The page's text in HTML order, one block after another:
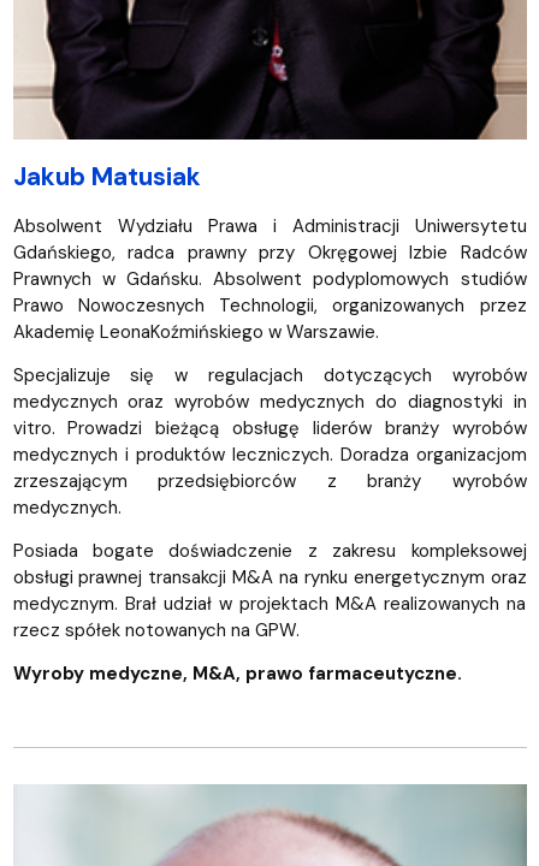
Jakub Matusiak
Absolwent Wydziału Prawa i Administracji Uniwersytetu
Gdańskiego, radca prawny przy Okręgowej Izbie Radców
Prawnych w Gdańsku. Absolwent podyplomowych studiów
Prawo Nowoczesnych Technologii, organizowanych przez
Akademię LeonaKoźmińskiego w Warszawie.
Specjalizuje się w regulacjach dotyczących wyrobów
medycznych oraz wyrobów medycznych do diagnostyki in
vitro. Prowadzi bieżącą obsługę liderów branży wyrobów
medycznych i produktów leczniczych. Doradza organizacjom
zrzeszającym przedsiębiorców z branży wyrobów
medycznych.
Posiada bogate doświadczenie z zakresu kompleksowej
obsługi prawnej transakcji M&A na rynku energetycznym oraz
medycznym. Brał udział w projektach M&A realizowanych na
rzecz spółek notowanych na GPW.
Wyroby medyczne, M&A, prawo farmaceutyczne.